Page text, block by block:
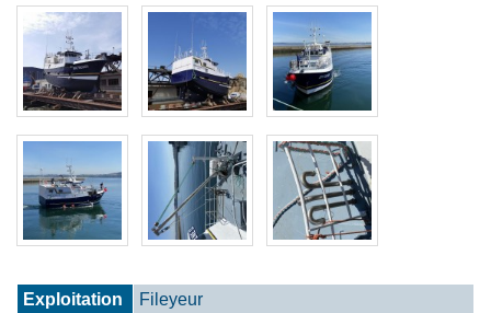
Exploitation Fileyeur